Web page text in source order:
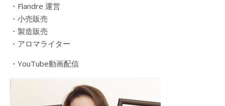
・Flandre 運営
・小売販売
・製造販売
・アロマライター
・YouTube動画配信